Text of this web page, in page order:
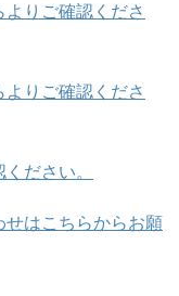
りご確認くださ
りご確認くださ
ださい。
せはこちらからお願